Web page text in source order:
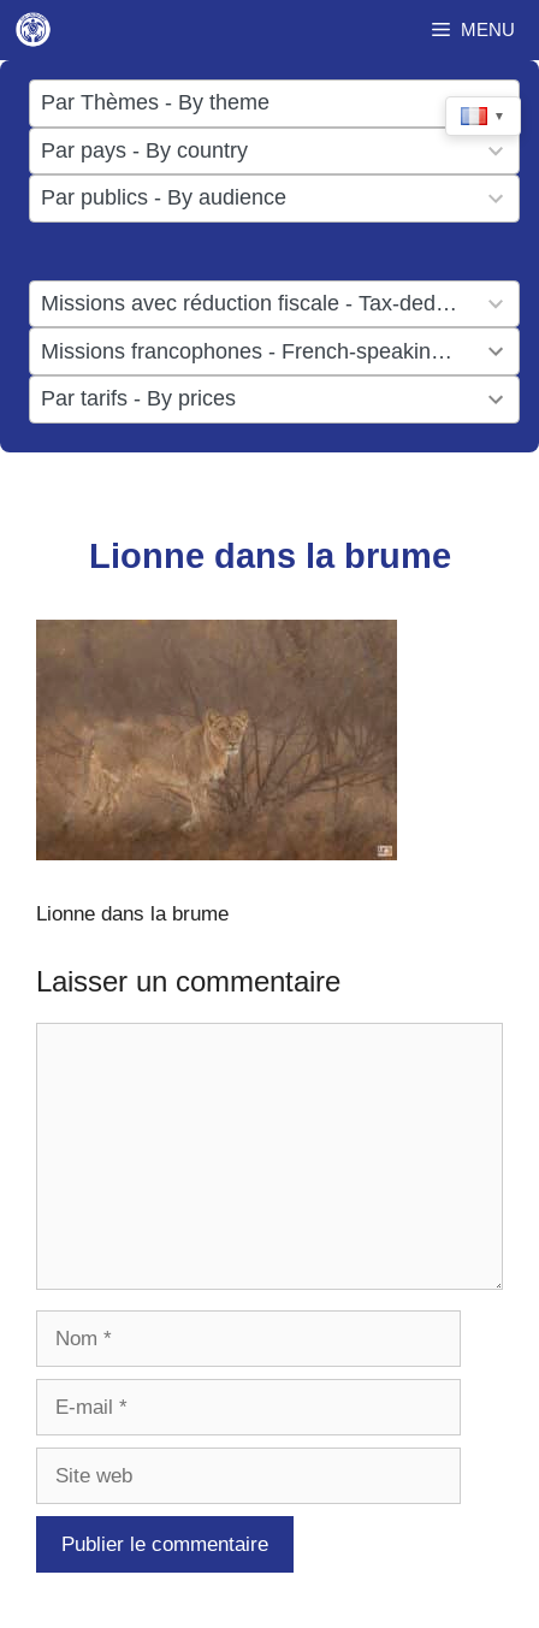
Aller
au
contenu
MENU
▼
Par Thèmes - By theme
17
results
available
Par pays - By country
50
results
available
Par publics - By audience
results
Missions avec réduction fiscale - Tax-deductible missions
result
available
Missions francophones - French-speaking missions
result
available
Par tarifs - By prices
results
available
Lionne dans la brume
Lionne dans la brume
Laisser un commentaire